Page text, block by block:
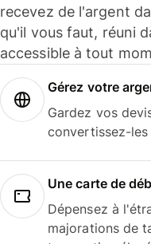
recevez de l'argent
qu'il vous faut, réuni
accessible à tout
Gérez votre
Gardez vos
convertissez-les
Une carte de
Dépensez à
majorations de